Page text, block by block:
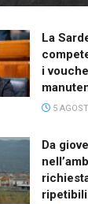
La
i
5
Da
ripetibili